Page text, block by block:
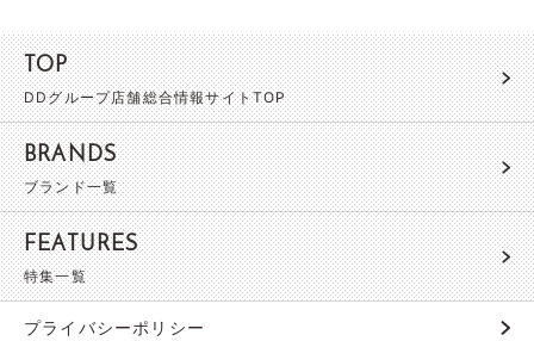
TOP
DDグループ店舗総合情報サイトTOP
BRANDS
ブランド一覧
FEATURES
特集一覧
プライバシーポリシー